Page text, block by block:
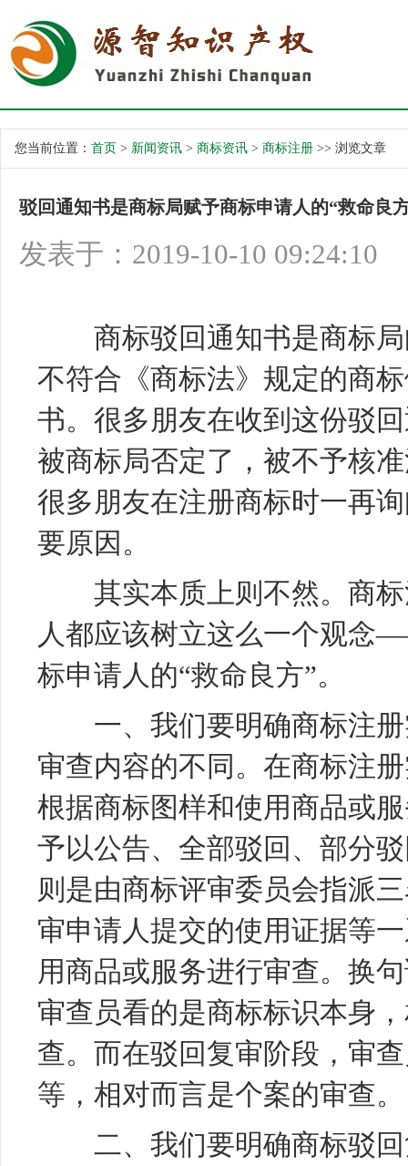
您当前位置： 首页 > 新闻资讯 > 商标资讯 > 商标注册 >> 浏览文章
驳回通知书是商标局赋予商标申请人的“救命良
发表于：2019-10-10 09:24:10
商标驳回通知书是商标局
不符合《商标法》规定的商
书。很多朋友在收到这份驳
被商标局否定了，被不予核
很多朋友在注册商标时一再
要原因。
其实本质上则不然。商标
人都应该树立这么一个观念
标申请人的“救命良方”。
一、我们要明确商标注册
审查内容的不同。在商标注
根据商标图样和使用商品或
予以公告、全部驳回、部分
则是由商标评审委员会指派
审申请人提交的使用证据等
用商品或服务进行审查。换
审查员看的是商标标识本身
查。而在驳回复审阶段，审
等，相对而言是个案的审查。
二、我们要明确商标驳